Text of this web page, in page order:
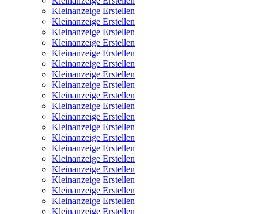
Kleinanzeige Erstellen
Kleinanzeige Erstellen
Kleinanzeige Erstellen
Kleinanzeige Erstellen
Kleinanzeige Erstellen
Kleinanzeige Erstellen
Kleinanzeige Erstellen
Kleinanzeige Erstellen
Kleinanzeige Erstellen
Kleinanzeige Erstellen
Kleinanzeige Erstellen
Kleinanzeige Erstellen
Kleinanzeige Erstellen
Kleinanzeige Erstellen
Kleinanzeige Erstellen
Kleinanzeige Erstellen
Kleinanzeige Erstellen
Kleinanzeige Erstellen
Kleinanzeige Erstellen
Kleinanzeige Erstellen